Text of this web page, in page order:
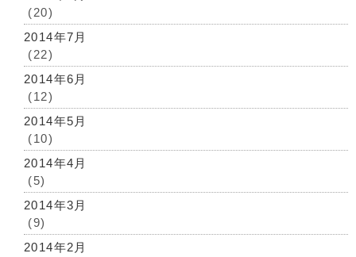
(20)
2014年7月
(22)
2014年6月
(12)
2014年5月
(10)
2014年4月
(5)
2014年3月
(9)
2014年2月